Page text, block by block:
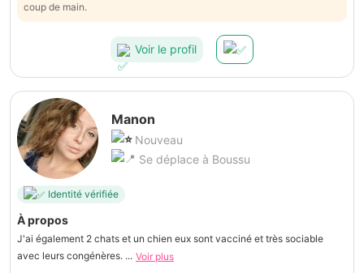
coup de main.
Voir le profil
Manon
Nouveau
Se déplace à Boussu
Identité vérifiée
À propos
J'ai également 2 chats et un chien eux sont vacciné et très sociable
avec leurs congénères. ... Voir plus